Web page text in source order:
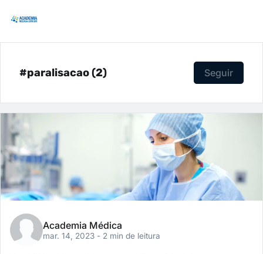
#paralisacao (2) Seguir
Academia Médica
mar. 14, 2023 - 2 min de leitura